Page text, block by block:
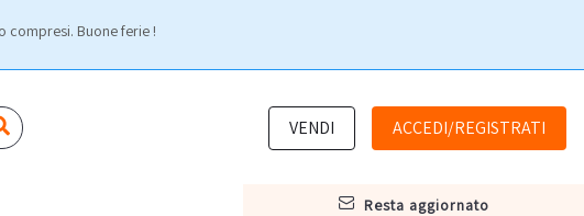
compresi. Buone ferie !
VENDI ACCEDI/REGISTRATI
resta aggiornato